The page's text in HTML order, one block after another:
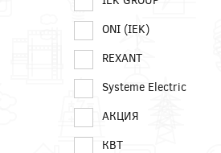
ONI (IEK)
REXANT
Systeme Electric
АКЦИЯ
КВТ